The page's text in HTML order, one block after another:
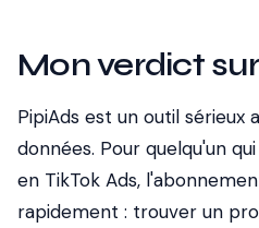
Mon verdict
PipiAds est un outil sérieux
données. Pour quelqu'un
en TikTok Ads,
rapidement : trouver un